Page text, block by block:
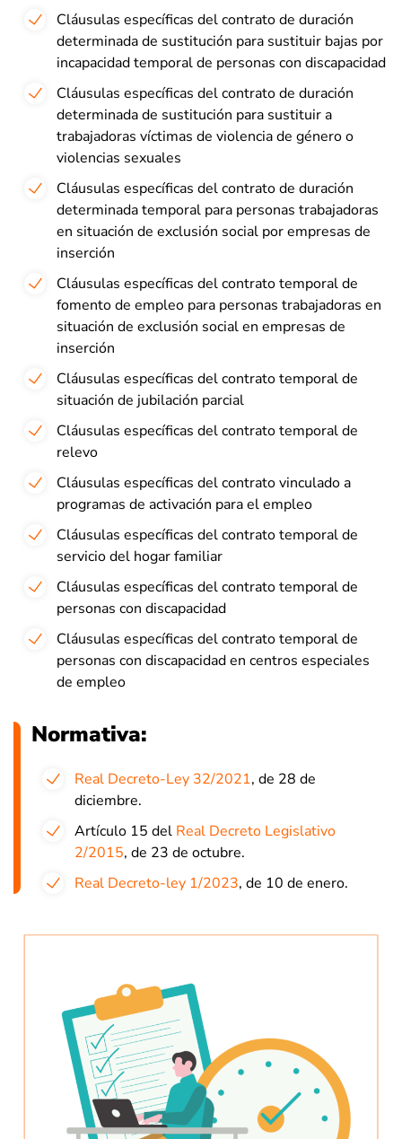
Cláusulas específicas del contrato de duración
determinada de sustitución para sustituir bajas por
incapacidad temporal de personas con discapacidad
Cláusulas específicas del contrato de duración
determinada de sustitución para sustituir a
trabajadoras víctimas de violencia de género o
violencias sexuales
Cláusulas específicas del contrato de duración
determinada temporal para personas trabajadoras
en situación de exclusión social por empresas de
inserción
Cláusulas específicas del contrato temporal de
fomento de empleo para personas trabajadoras en
situación de exclusión social en empresas de
inserción
Cláusulas específicas del contrato temporal de
situación de jubilación parcial
Cláusulas específicas del contrato temporal de
relevo
Cláusulas específicas del contrato vinculado a
programas de activación para el empleo
Cláusulas específicas del contrato temporal de
servicio del hogar familiar
Cláusulas específicas del contrato temporal de
personas con discapacidad
Cláusulas específicas del contrato temporal de
personas con discapacidad en centros especiales
de empleo
Normativa:
Real Decreto-Ley 32/2021, de 28 de
diciembre.
Artículo 15 del Real Decreto Legislativo
2/2015, de 23 de octubre.
Real Decreto-ley 1/2023, de 10 de enero.